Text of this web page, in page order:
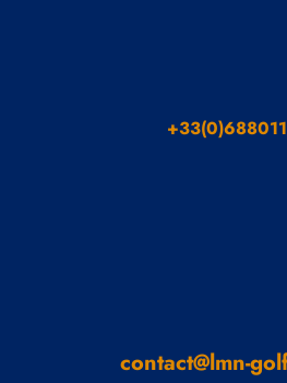
contact@lmn-